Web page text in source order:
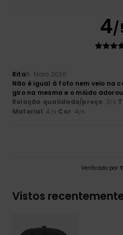
4/
Rita6. Maio 2026
Não é igual à foto nem veio na
giro na mesma e o miúdo adorou
Relação qualidade/preço: 3/5
Material: 4 /5 Cor: 4/5
Verificado por
Vistos